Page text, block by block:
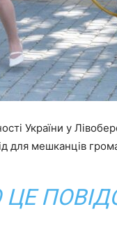
України у
для мешканців
ЦЕ